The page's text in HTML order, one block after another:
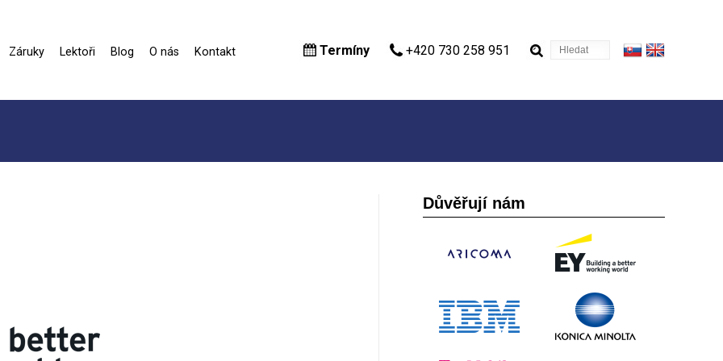
Záruky Lektoři Blog O nás Kontakt Hledat
Termíny +420 730 258 951
Důvěřují nám